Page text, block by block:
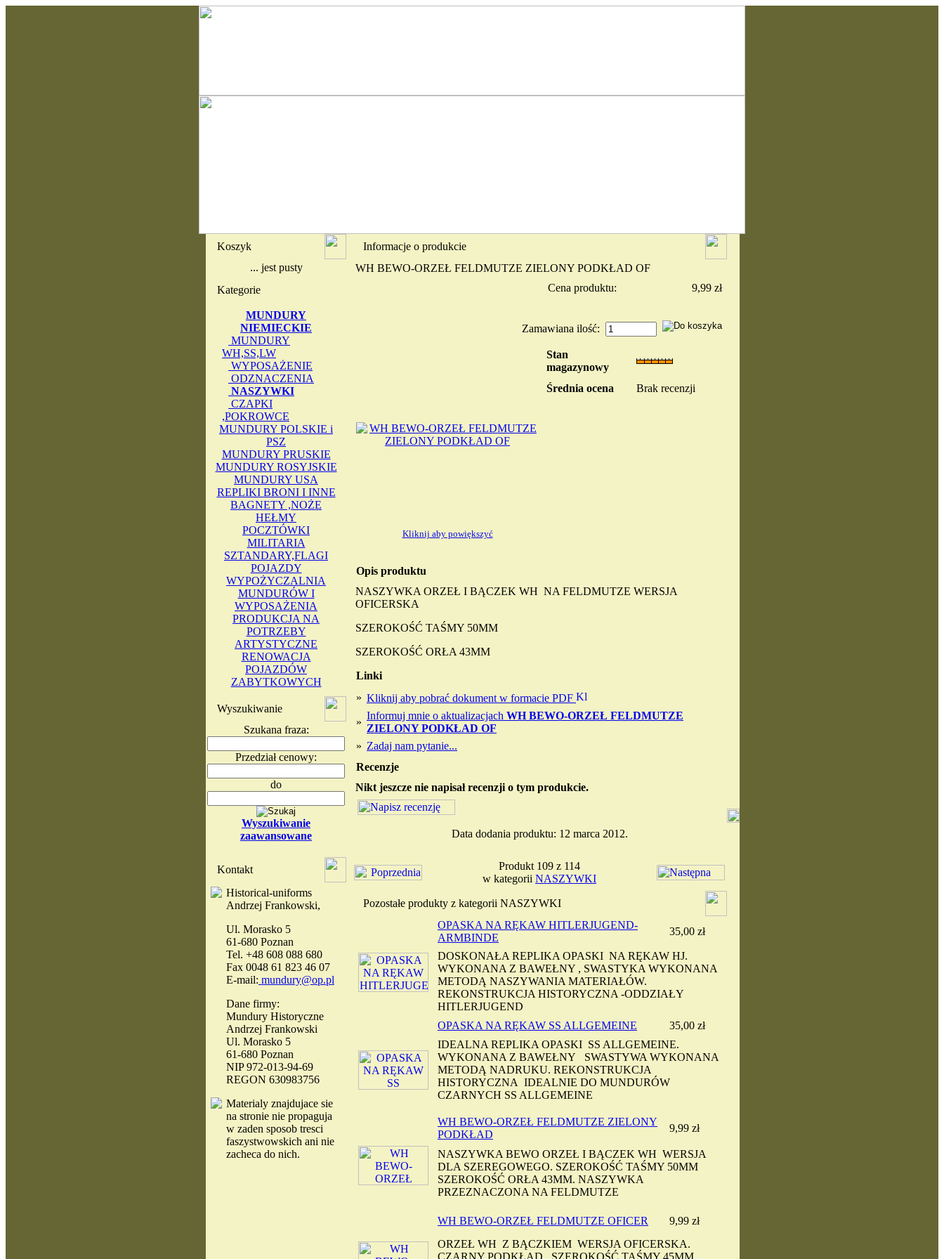
Koszyk
... jest pusty
Kategorie
MUNDURY
NIEMIECKIE
MUNDURY
WH,SS,LW
WYPOSAŻENIE
ODZNACZENIA
NASZYWKI
CZAPKI
,POKROWCE
MUNDURY POLSKIE i
PSZ
MUNDURY PRUSKIE
MUNDURY ROSYJSKIE
MUNDURY USA
REPLIKI BRONI I INNE
BAGNETY ,NOŻE
HEŁMY
POCZTÓWKI
MILITARIA
SZTANDARY,FLAGI
POJAZDY
WYPOŻYCZALNIA
MUNDURÓW I
WYPOSAŻENIA
PRODUKCJA NA
POTRZEBY
ARTYSTYCZNE
RENOWACJA
POJAZDÓW
ZABYTKOWYCH
Wyszukiwanie
Szukana fraza:
Przedział cenowy:
do
Wyszukiwanie
zaawansowane
Kontakt
Historical-uniforms
Andrzej Frankowski,
Ul. Morasko 5
61-680 Poznan
Tel. +48 608 088 680
Fax 0048 61 823 46 07
E-mail: mundury@op.pl
Dane firmy:
Mundury Historyczne
Andrzej Frankowski
Ul. Morasko 5
61-680 Poznan
NIP 972-013-94-69
REGON 630983756
Materialy znajdujace sie
na stronie nie propaguja
w zaden sposob tresci
faszystwowskich ani nie
zacheca do nich.
Informacje o produkcie
WH BEWO-ORZEŁ FELDMUTZE ZIELONY PODKŁAD OF
Cena produktu:
9,99 zł
Zamawiana ilość:
Kliknij aby powiększyć
Stan
magazynowy
Średnia ocena
Brak recenzji
Opis produktu
NASZYWKA ORZEŁ I BĄCZEK WH NA FELDMUTZE WERSJA
OFICERSKA
SZEROKOŚĆ TAŚMY 50MM
SZEROKOŚĆ ORŁA 43MM
Linki
» Kliknij aby pobrać dokument w formacie PDF
»
Informuj mnie o aktualizacjach WH BEWO-ORZEŁ FELDMUTZE
ZIELONY PODKŁAD OF
» Zadaj nam pytanie...
Recenzje
Nikt jeszcze nie napisał recenzji o tym produkcie.
Data dodania produktu: 12 marca 2012.
Produkt 109 z 114
w kategorii NASZYWKI
Pozostałe produkty z kategorii NASZYWKI
OPASKA NA RĘKAW HITLERJUGEND-
ARMBINDE
35,00 zł
DOSKONAŁA REPLIKA OPASKI NA RĘKAW HJ.
WYKONANA Z BAWEŁNY , SWASTYKA WYKONANA
METODĄ NASZYWANIA MATERIAŁÓW.
REKONSTRUKCJA HISTORYCZNA -ODDZIAŁY
HITLERJUGEND
OPASKA NA RĘKAW SS ALLGEMEINE
35,00 zł
IDEALNA REPLIKA OPASKI SS ALLGEMEINE.
WYKONANA Z BAWEŁNY SWASTYWA WYKONANA
METODĄ NADRUKU. REKONSTRUKCJA
HISTORYCZNA IDEALNIE DO MUNDURÓW
CZARNYCH SS ALLGEMEINE
WH BEWO-ORZEŁ FELDMUTZE ZIELONY
PODKŁAD
9,99 zł
NASZYWKA BEWO ORZEŁ I BĄCZEK WH WERSJA
DLA SZEREGOWEGO. SZEROKOŚĆ TAŚMY 50MM
SZEROKOŚĆ ORŁA 43MM. NASZYWKA
PRZEZNACZONA NA FELDMUTZE
WH BEWO-ORZEŁ FELDMUTZE OFICER
9,99 zł
ORZEŁ WH Z BĄCZKIEM WERSJA OFICERSKA.
CZARNY PODKŁAD . SZEROKOŚĆ TAŚMY 45MM